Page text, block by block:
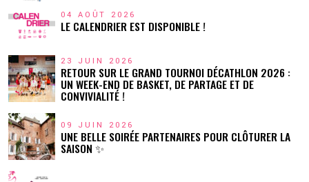
04 AOÛT 2026
LE CALENDRIER EST DISPONIBLE !
23 JUIN 2026
RETOUR SUR LE GRAND TOURNOI DÉCATHLON 2026 :
UN WEEK-END DE BASKET, DE PARTAGE ET DE
CONVIVIALITÉ !
09 JUIN 2026
UNE BELLE SOIRÉE PARTENAIRES POUR CLÔTURER LA
SAISON ✨